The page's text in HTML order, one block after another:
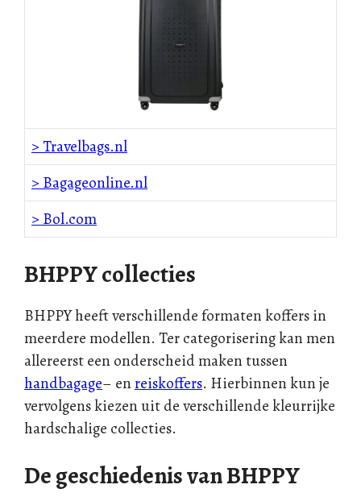
> Travelbags.nl
> Bagageonline.nl
> Bol.com
BHPPY collecties
BHPPY heeft verschillende formaten koffers in
meerdere modellen. Ter categorisering kan men
allereerst een onderscheid maken tussen
handbagage– enreiskoffers. Hierbinnen kun je
vervolgens kiezen uit de verschillende kleurrijke
hardschalige collecties.
De geschiedenis van BHPPY